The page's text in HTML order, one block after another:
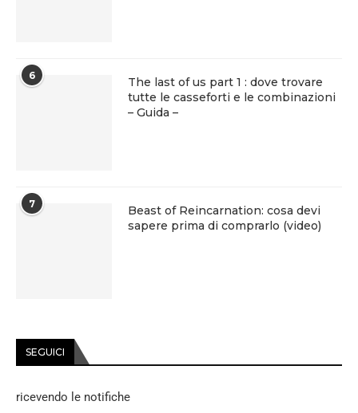
6
The last of us part 1 : dove trovare
tutte le casseforti e le combinazioni
– Guida –
7
Beast of Reincarnation: cosa devi
sapere prima di comprarlo (video)
SEGUICI
ricevendo le notifiche